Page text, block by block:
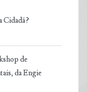
Cidadã?
de
da Engie